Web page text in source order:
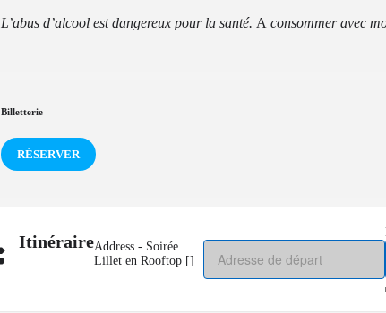
L’abus d’alcool est dangereux pour la santé. A consommer avec
Billetterie
RÉSERVER
ItinéraireAddress - Soirée
Lillet en Rooftop []